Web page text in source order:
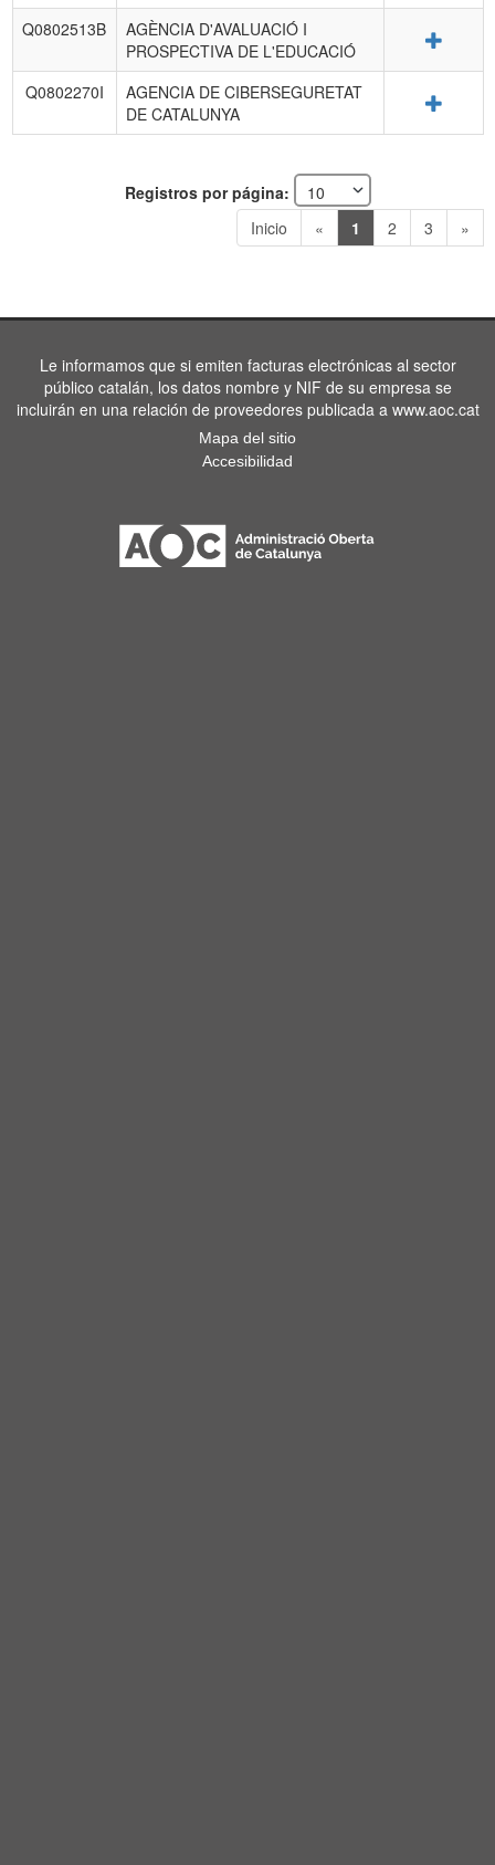
Q0802513B
AGÈNCIA D'AVALUACIÓ I
PROSPECTIVA DE L'EDUCACIÓ
Q0802270I
AGENCIA DE CIBERSEGURETAT
DE CATALUNYA
Registros por página:
Inicio
« 1 2 3 »
Le informamos que si emiten facturas electrónicas al sector
público catalán, los datos nombre y NIF de su empresa se
incluirán en una relación de proveedores publicada a www.aoc.cat
Mapa del sitio
Accesibilidad